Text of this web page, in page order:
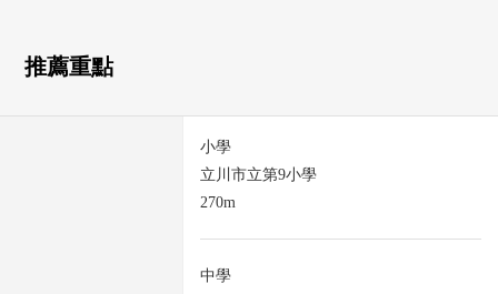
推薦重點
小學
立川市立第9小學
270m
中學